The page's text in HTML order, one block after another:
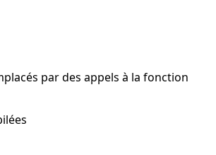
par des appels à la fonction